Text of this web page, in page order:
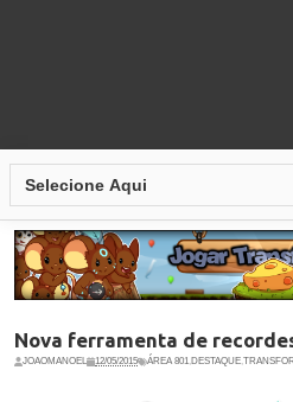
Nova ferramenta de
JOAOMANOEL 12/05/2015 ÁREA 801,DESTAQUE,